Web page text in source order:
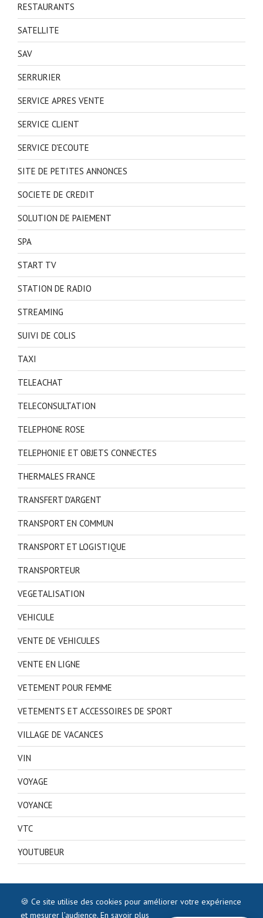
RESTAURANTS
SATELLITE
SAV
SERRURIER
SERVICE APRES VENTE
SERVICE CLIENT
SERVICE D'ECOUTE
SITE DE PETITES ANNONCES
SOCIETE DE CREDIT
SOLUTION DE PAIEMENT
SPA
START TV
STATION DE RADIO
STREAMING
SUIVI DE COLIS
TAXI
TELEACHAT
TELECONSULTATION
TELEPHONE ROSE
TELEPHONIE ET OBJETS CONNECTES
THERMALES FRANCE
TRANSFERT D'ARGENT
TRANSPORT EN COMMUN
TRANSPORT ET LOGISTIQUE
TRANSPORTEUR
VEGETALISATION
VEHICULE
VENTE DE VEHICULES
VENTE EN LIGNE
VETEMENT POUR FEMME
VETEMENTS ET ACCESSOIRES DE SPORT
VILLAGE DE VACANCES
VIN
VOYAGE
VOYANCE
VTC
YOUTUBEUR
🍪 Ce site utilise des cookies pour améliorer votre expérience
et mesurer l’audience. En savoir plus